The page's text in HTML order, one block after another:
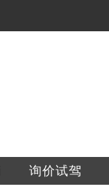
询价试驾